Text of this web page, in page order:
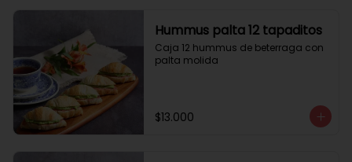
Hummus palta 12 tapaditos
Caja 12 hummus de beterraga con
palta molida
$13.000